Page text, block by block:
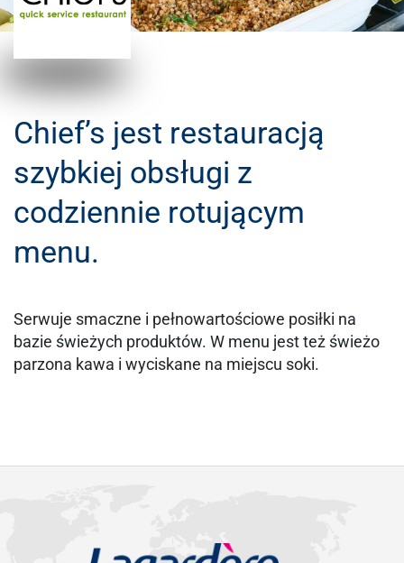
Chief’s jest restauracją
szybkiej obsługi z
codziennie rotującym
menu.
Serwuje smaczne i pełnowartościowe posiłki na
bazie świeżych produktów. W menu jest też świeżo
parzona kawa i wyciskane na miejscu soki.